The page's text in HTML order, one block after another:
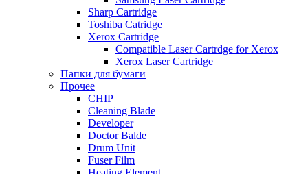
Sharp Cartridge
Toshiba Catridge
Xerox Cartridge
Compatible Laser Cartrdge for Xerox
Xerox Laser Cartridge
Папки для бумаги
Прочее
CHIP
Cleaning Blade
Developer
Doctor Balde
Drum Unit
Fuser Film